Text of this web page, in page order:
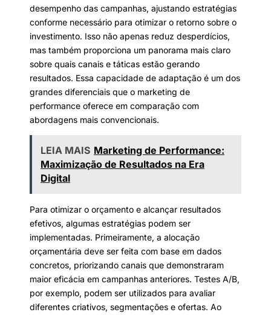
desempenho das campanhas, ajustando estratégias
conforme necessário para otimizar o retorno sobre o
investimento. Isso não apenas reduz desperdícios,
mas também proporciona um panorama mais claro
sobre quais canais e táticas estão gerando
resultados. Essa capacidade de adaptação é um dos
grandes diferenciais que o marketing de
performance oferece em comparação com
abordagens mais convencionais.
LEIA MAIS Marketing de Performance:
Maximização de Resultados na Era
Digital
Para otimizar o orçamento e alcançar resultados
efetivos, algumas estratégias podem ser
implementadas. Primeiramente, a alocação
orçamentária deve ser feita com base em dados
concretos, priorizando canais que demonstraram
maior eficácia em campanhas anteriores. Testes A/B,
por exemplo, podem ser utilizados para avaliar
diferentes criativos, segmentações e ofertas. Ao